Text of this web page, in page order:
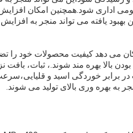
اداری شود.همچنین امکان
بهبود یافته می تواند منجر به
امکان می دهد کیفیت محصولات خود
بودن بالا بهره مند شوند.، ثبات،
برابر خوردگی اسید و قلیایی،سرعت
به بهره وری بالای تولید می شوند.